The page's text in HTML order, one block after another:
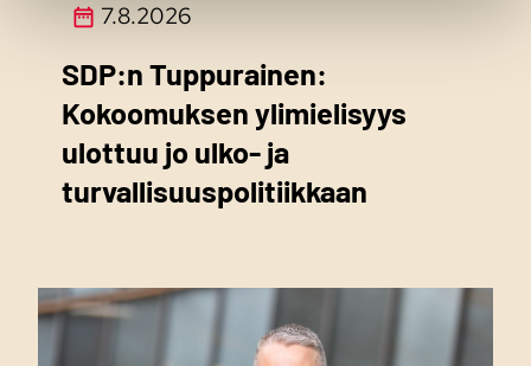
7.8.2026
SDP:n Tuppurainen:
Kokoomuksen ylimielisyys
ulottuu jo ulko- ja
turvallisuuspolitiikkaan